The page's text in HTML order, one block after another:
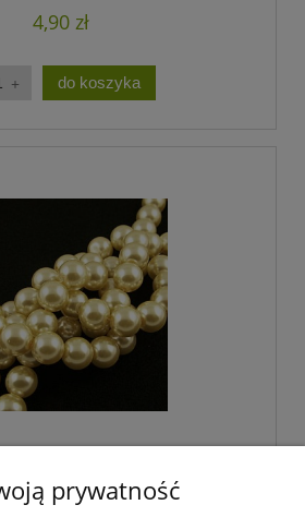
4,90 zł
do koszyka
(145szt.)
prywatność